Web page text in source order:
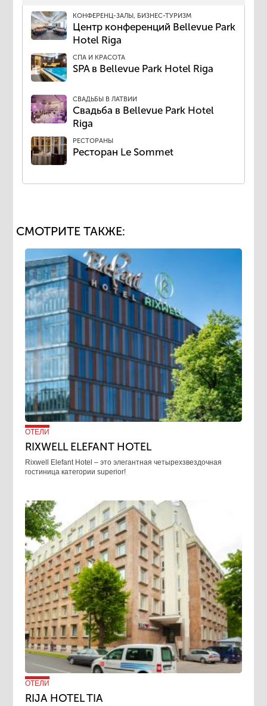
КОНФЕРЕНЦ-ЗАЛЫ, БИЗНЕС-ТУРИЗМ
​Центр конференций Bellevue Park
Hotel Riga
СПА И КРАСОТА
SPA в Bellevue Park Hotel Riga
СВАДЬБЫ В ЛАТВИИ
Свадьба в ​Bellevue Park Hotel
Riga
РЕСТОРАНЫ
​Ресторан Le Sommet
СМОТРИТЕ ТАКЖЕ:
ОТЕЛИ
RIXWELL ELEFANT HOTEL
Rixwell Elefant Hotel ‒ это элегантная четырехзвездочная
гостиница категории superior!
ОТЕЛИ
RIJA HOTEL TIA